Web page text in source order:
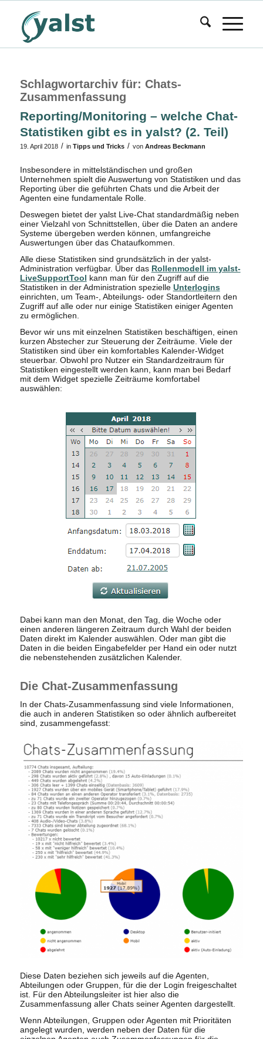
Schlagwortarchiv für: Chats-
Zusammenfassung
Reporting/Monitoring – welche Chat-
Statistiken gibt es in yalst? (2. Teil)
19. April 2018 / in Tipps und Tricks / von Andreas Beckmann
Insbesondere in mittelständischen und großen
Unternehmen spielt die Auswertung von Statistiken und das
Reporting über die geführten Chats und die Arbeit der
Agenten eine fundamentale Rolle.
Deswegen bietet der yalst Live-Chat standardmäßig neben
einer Vielzahl von Schnittstellen, über die Daten an andere
Systeme übergeben werden können, umfangreiche
Auswertungen über das Chataufkommen.
Alle diese Statistiken sind grundsätzlich in der yalst-
Administration verfügbar. Über das Rollenmodell im yalst-
LiveSupportTool kann man für den Zugriff auf die
Statistiken in der Administration spezielle Unterlogins
einrichten, um Team-, Abteilungs- oder Standortleitern den
Zugriff auf alle oder nur einige Statistiken einiger Agenten
zu ermöglichen.
Bevor wir uns mit einzelnen Statistiken beschäftigen, einen
kurzen Abstecher zur Steuerung der Zeiträume. Viele der
Statistiken sind über ein komfortables Kalender-Widget
steuerbar. Obwohl pro Nutzer ein Standardzeitraum für
Statistiken eingestellt werden kann, kann man bei Bedarf
mit dem Widget spezielle Zeiträume komfortabel
auswählen:
Dabei kann man den Monat, den Tag, die Woche oder
einen anderen längeren Zeitraum durch Wahl der beiden
Daten direkt im Kalender auswählen. Oder man gibt die
Daten in die beiden Eingabefelder per Hand ein oder nutzt
die nebenstehenden zusätzlichen Kalender.
Die Chat-Zusammenfassung
In der Chats-Zusammenfassung sind viele Informationen,
die auch in anderen Statistiken so oder ähnlich aufbereitet
sind, zusammengefasst:
Diese Daten beziehen sich jeweils auf die Agenten,
Abteilungen oder Gruppen, für die der Login freigeschaltet
ist. Für den Abteilungsleiter ist hier also die
Zusammenfassung aller Chats seiner Agenten dargestellt.
Wenn Abteilungen, Gruppen oder Agenten mit Prioritäten
angelegt wurden, werden neben der Daten für die